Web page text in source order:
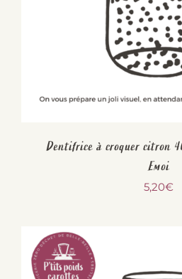
Dentifrice à croquer citron
Emoi
5,20€